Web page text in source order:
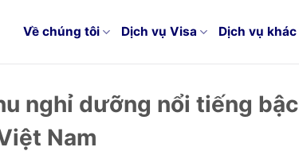
Về chúng tôi Dịch vụ Visa Dịch vụ khác
nghỉ dưỡng nổi tiếng bậc
Nam